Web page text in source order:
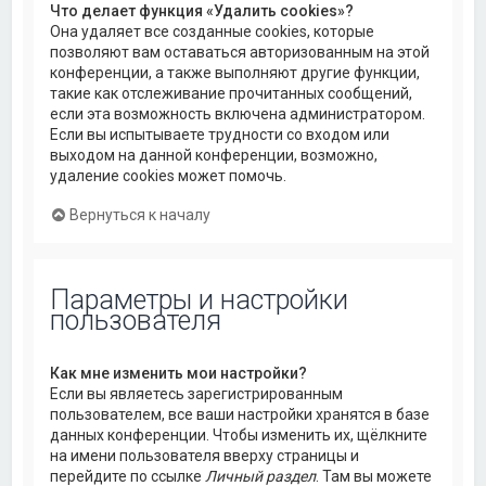
Что делает функция «Удалить cookies»?
Она удаляет все созданные cookies, которые
позволяют вам оставаться авторизованным на этой
конференции, а также выполняют другие функции,
такие как отслеживание прочитанных сообщений,
если эта возможность включена администратором.
Если вы испытываете трудности со входом или
выходом на данной конференции, возможно,
удаление cookies может помочь.
Вернуться к началу
Параметры и настройки
пользователя
Как мне изменить мои настройки?
Если вы являетесь зарегистрированным
пользователем, все ваши настройки хранятся в базе
данных конференции. Чтобы изменить их, щёлкните
на имени пользователя вверху страницы и
перейдите по ссылке Личный раздел. Там вы можете